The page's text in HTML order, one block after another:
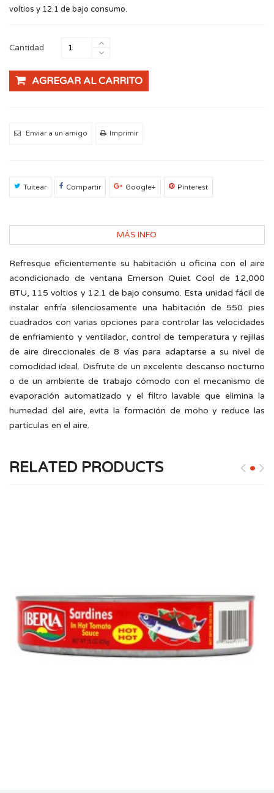
voltios y 12.1 de bajo consumo.
Cantidad
AGREGAR AL CARRITO
Enviar a un amigo Imprimir
Tuitear Compartir Google+ Pinterest
MÁS INFO
Refresque eficientemente su habitación u oficina con el aire
acondicionado de ventana Emerson Quiet Cool de 12,000
BTU, 115 voltios y 12.1 de bajo consumo. Esta unidad fácil de
instalar enfría silenciosamente una habitación de 550 pies
cuadrados con varias opciones para controlar las velocidades
de enfriamiento y ventilador, control de temperatura y rejillas
de aire direccionales de 8 vías para adaptarse a su nivel de
comodidad ideal. Disfrute de un excelente descanso nocturno
o de un ambiente de trabajo cómodo con el mecanismo de
evaporación automatizado y el filtro lavable que elimina la
humedad del aire, evita la formación de moho y reduce las
partículas en el aire.
RELATED PRODUCTS